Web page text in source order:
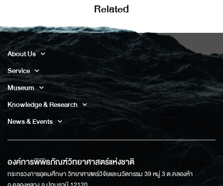
Related
About Us
Service
Museum
Knowledge & Research
News & Events
องค์การพิพิธภัณฑ์วิทยาศาสตร์แห่งชาติ
กระทรวงการอุดมศึกษา วิทยาศาสตร์วิจัยและนวัตกรรม 39 หมู่ 3 ต.คลองห้า